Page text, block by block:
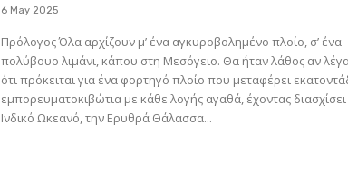
6 May 2025
Πρόλογος Όλα αρχίζουν μ’ ένα αγκυροβολημένο πλοίο, σ’ ένα
πολύβουο λιμάνι, κάπου στη Μεσόγειο. Θα ήταν λάθος αν λέγαμε
ότι πρόκειται για ένα φορτηγό πλοίο που μεταφέρει
εμπορευματοκιβώτια με κάθε λογής αγαθά, έχοντας
Ινδικό Ωκεανό, την Ερυθρά Θάλασσα...